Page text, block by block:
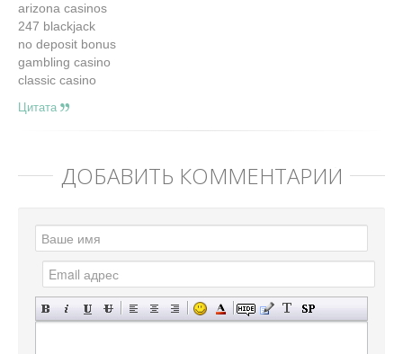
arizona casinos
247 blackjack
no deposit bonus
gambling casino
classic casino
Цитата
ДОБАВИТЬ КОММЕНТАРИЙ